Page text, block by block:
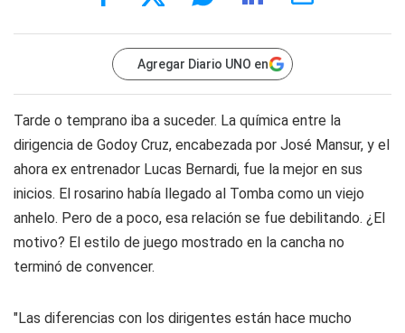
Agregar Diario UNO en
Tarde o temprano iba a suceder. La química entre la
dirigencia de Godoy Cruz, encabezada por José Mansur, y el
ahora ex entrenador Lucas Bernardi, fue la mejor en sus
inicios. El rosarino había llegado al Tomba como un viejo
anhelo. Pero de a poco, esa relación se fue debilitando. ¿El
motivo? El estilo de juego mostrado en la cancha no
terminó de convencer.
"Las diferencias con los dirigentes están hace mucho